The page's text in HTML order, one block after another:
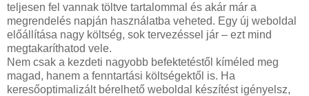
teljesen fel vannak töltve tartalommal és akár már a
megrendelés napján használatba veheted. Egy új weboldal
előállítása nagy költség, sok tervezéssel jár – ezt mind
megtakaríthatod vele.
Nem csak a kezdeti nagyobb befektetéstől kíméled meg
magad, hanem a fenntartási költségektől is. Ha
keresőoptimalizált bérelhető weboldal készítést igényelsz,